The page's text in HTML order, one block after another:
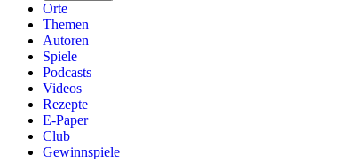
Orte
Themen
Autoren
Spiele
Podcasts
Videos
Rezepte
E-Paper
Club
Gewinnspiele